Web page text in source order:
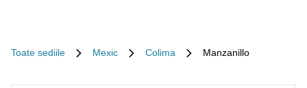
Toate sediile Mexic Colima Manzanillo